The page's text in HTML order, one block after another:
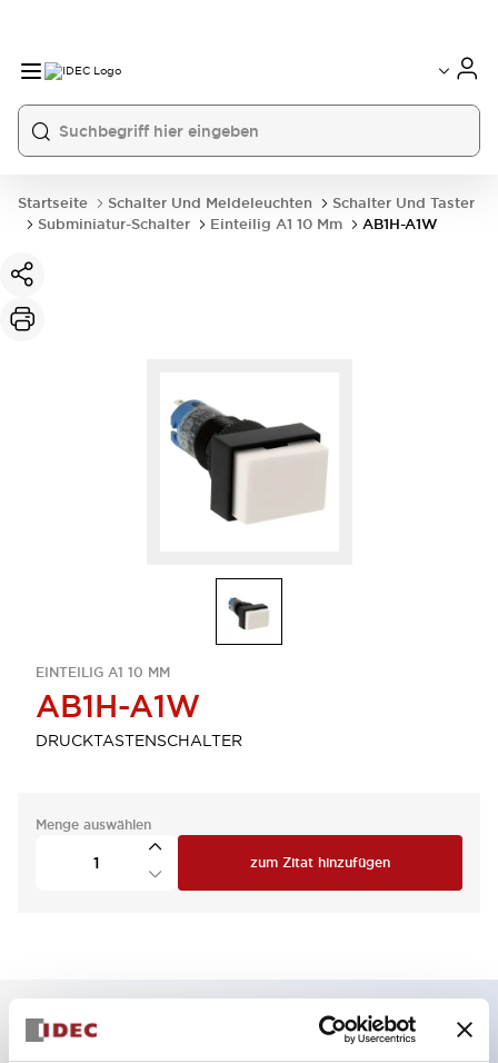
Startseite Schalter Und Meldeleuchten
Schalter Und Taster
Subminiatur-Schalter
Einteilig A1 10 Mm AB1H-A1W
EINTEILIG A1 10 MM
AB1H-A1W
DRUCKTASTENSCHALTER
Menge auswählen
zum Zitat hinzufügen